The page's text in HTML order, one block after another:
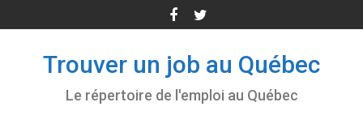
to
Trouver un job au Québec
Le répertoire de l'emploi au Québec